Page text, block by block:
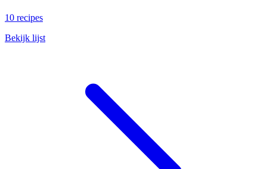
10 recipes
Bekijk lijst